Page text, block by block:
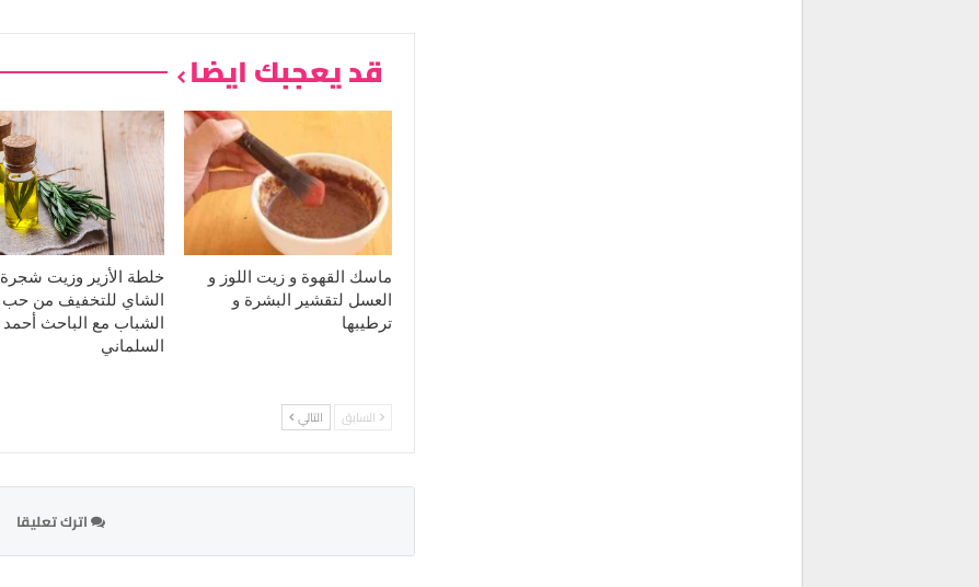
قد يعجبك ايضا
ماسك القهوة و زيت اللوز و
العسل لتقشير البشرة و
ترطيبها
خلطة الأزير وزيت شجرة
الشاي للتخفيف من حب
الشباب مع الباحث أحمد
السلماني
السابق التالي
اترك تعليقا